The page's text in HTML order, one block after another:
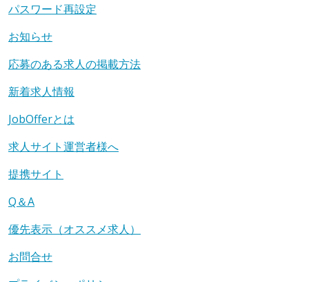
パスワード再設定
お知らせ
応募のある求人の掲載方法
新着求人情報
JobOfferとは
求人サイト運営者様へ
提携サイト
Q＆A
優先表示（オススメ求人）
お問合せ